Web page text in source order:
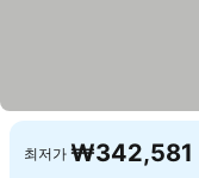
최저가 ₩342,581